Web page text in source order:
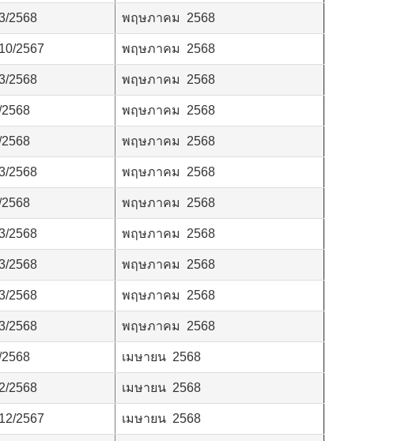
2568 พฤษภาคม 2568
2567 พฤษภาคม 2568
2568 พฤษภาคม 2568
พฤษภาคม 2568
พฤษภาคม 2568
2568 พฤษภาคม 2568
พฤษภาคม 2568
2568 พฤษภาคม 2568
2568 พฤษภาคม 2568
2568 พฤษภาคม 2568
2568 พฤษภาคม 2568
เมษายน 2568
2568 เมษายน 2568
2567 เมษายน 2568